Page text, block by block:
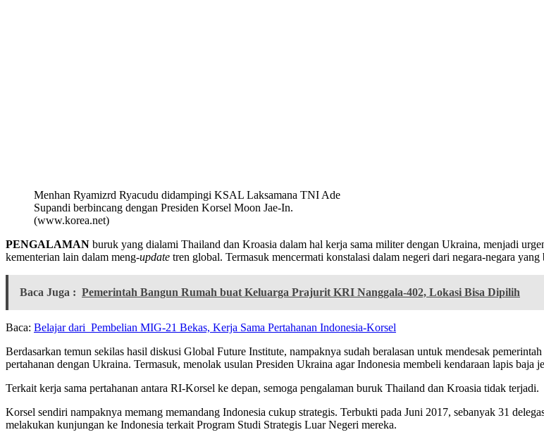
Menhan Ryamizrd Ryacudu didampingi KSAL Laksamana TNI Ade
Supandi berbincang dengan Presiden Korsel Moon Jae-In.
(www.korea.net)
PENGALAMAN buruk yang dialami Thailand dan Kroasia dalam hal kerja sama militer dengan Ukraina, menjadi
kementerian lain dalam meng-update tren global. Termasuk mencermati konstalasi dalam negeri dari negara-negara
Baca Juga : Pemerintah Bangun Rumah buat Keluarga Prajurit KRI Nanggala-402, Lokasi Bisa Dipilih
Baca: Belajar dari Pembelian MIG-21 Bekas, Kerja Sama Pertahanan Indonesia-Korsel
Berdasarkan temun sekilas hasil diskusi Global Future Institute, nampaknya sudah beralasan untuk mendesak
pertahanan dengan Ukraina. Termasuk, menolak usulan Presiden Ukraina agar Indonesia membeli kendaraan lapis baja
Terkait kerja sama pertahanan antara RI-Korsel ke depan, semoga pengalaman buruk Thailand dan Kroasia tidak terjadi.
Korsel sendiri nampaknya memang memandang Indonesia cukup strategis. Terbukti pada Juni 2017, sebanyak 31
melakukan kunjungan ke Indonesia terkait Program Studi Strategis Luar Negeri mereka.